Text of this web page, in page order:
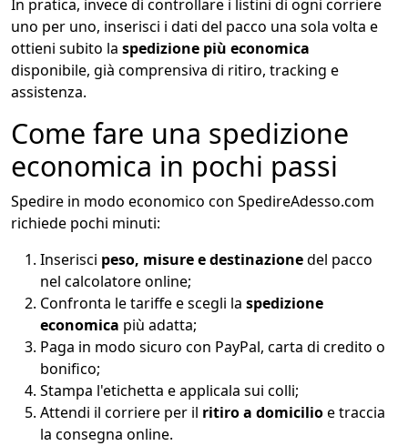
In pratica, invece di controllare i listini di ogni corriere
uno per uno, inserisci i dati del pacco una sola volta e
ottieni subito la spedizione più economica
disponibile, già comprensiva di ritiro, tracking e
assistenza.
Come fare una spedizione
economica in pochi passi
Spedire in modo economico con SpedireAdesso.com
richiede pochi minuti:
Inserisci peso, misure e destinazionedel pacco
nel calcolatore online;
Confronta le tariffe e scegli la spedizione
economica più adatta;
Paga in modo sicuro con PayPal, carta di credito o
bonifico;
Stampa l'etichetta e applicala sui colli;
Attendi il corriere per il ritiro a domicilioe traccia
la consegna online.